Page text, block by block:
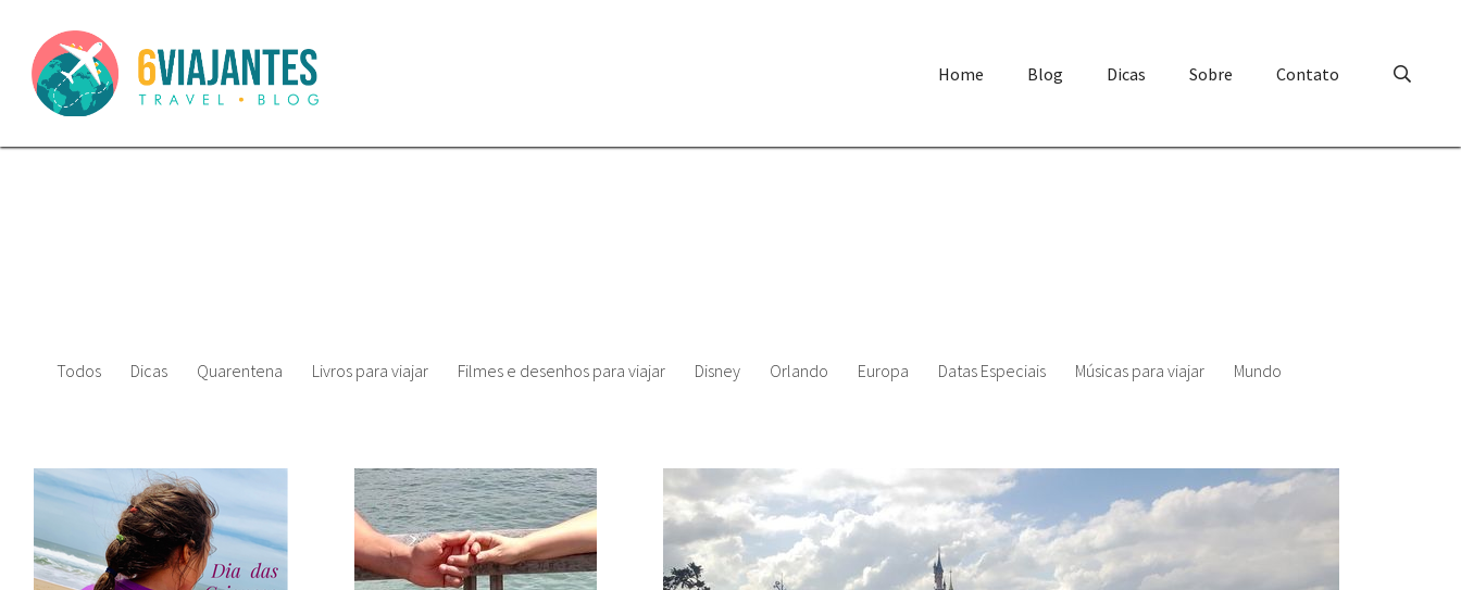
Home Blog Dicas Sobre Contato
Todos Dicas Quarentena Livros para viajar Filmes e desenhos para viajar Disney Orlando Europa Datas Especiais Músicas para viajar Mundo